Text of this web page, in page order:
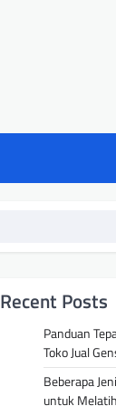
Recent Posts
Panduan
Toko Jual
Beberapa
untuk